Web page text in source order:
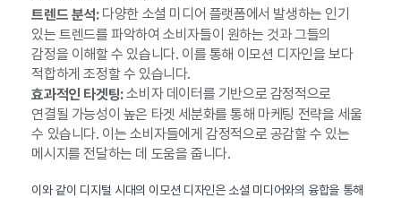
트렌드 분석:다양한 소셜 미디어 플랫폼에서 발생하는 인기
있는 트렌드를 파악하여 소비자들이 원하는 것과 그들의
감정을 이해할 수 있습니다. 이를 통해 이모션 디자인을 보다
적합하게 조정할 수 있습니다.
효과적인 타겟팅:소비자 데이터를 기반으로 감정적으로
연결될 가능성이 높은 타겟 세분화를 통해 마케팅 전략을 세울
수 있습니다. 이는 소비자들에게 감정적으로 공감할 수 있는
메시지를 전달하는 데 도움을 줍니다.
이와 같이 디지털 시대의 이모션 디자인은 소셜 미디어와의 융합을 통해